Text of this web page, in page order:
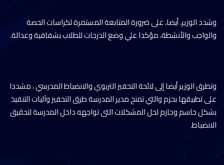
وشدد الوزير، أيضا، على ضرورة المتابعة المستمرة لكراسات الحصة
والواجب والأنشطة، مؤكدا علي وضع الدرجات للطلاب بشفافية وعدالة.
وتطرق الوزير أيضا إلى لائحة التحفيز التربوي والانضباط المدرسي ، مشددا
على تطبيقها بحزم والتي تمنح مدير المدرسة طرق التحفيز وآليات التنفيذ
بشكل حاسم وحازم لحل المشكلات التى تواجهه داخل المدرسة لتحقيق
الانضباط.